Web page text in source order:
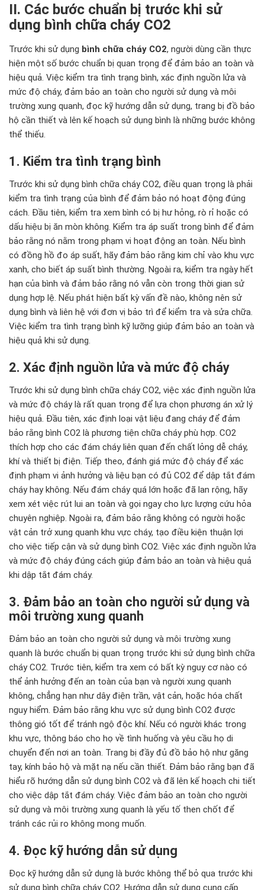
II. Các bước chuẩn bị trước khi sử
dụng bình chữa cháy CO2
Trước khi sử dụng bình chữa cháy CO2, người dùng cần thực
hiện một số bước chuẩn bị quan trọng để đảm bảo an toàn và
hiệu quả. Việc kiểm tra tình trạng bình, xác định nguồn lửa và
mức độ cháy, đảm bảo an toàn cho người sử dụng và môi
trường xung quanh, đọc kỹ hướng dẫn sử dụng, trang bị đồ bảo
hộ cần thiết và lên kế hoạch sử dụng bình là những bước không
thể thiếu.
1. Kiểm tra tình trạng bình
Trước khi sử dụng bình chữa cháy CO2, điều quan trọng là phải
kiểm tra tình trạng của bình để đảm bảo nó hoạt động đúng
cách. Đầu tiên, kiểm tra xem bình có bị hư hỏng, rò rỉ hoặc có
dấu hiệu bị ăn mòn không. Kiểm tra áp suất trong bình để đảm
bảo rằng nó nằm trong phạm vi hoạt động an toàn. Nếu bình
có đồng hồ đo áp suất, hãy đảm bảo rằng kim chỉ vào khu vực
xanh, cho biết áp suất bình thường. Ngoài ra, kiểm tra ngày hết
hạn của bình và đảm bảo rằng nó vẫn còn trong thời gian sử
dụng hợp lệ. Nếu phát hiện bất kỳ vấn đề nào, không nên sử
dụng bình và liên hệ với đơn vị bảo trì để kiểm tra và sửa chữa.
Việc kiểm tra tình trạng bình kỹ lưỡng giúp đảm bảo an toàn và
hiệu quả khi sử dụng.
2. Xác định nguồn lửa và mức độ cháy
Trước khi sử dụng bình chữa cháy CO2, việc xác định nguồn lửa
và mức độ cháy là rất quan trọng để lựa chọn phương án xử lý
hiệu quả. Đầu tiên, xác định loại vật liệu đang cháy để đảm
bảo rằng bình CO2 là phương tiện chữa cháy phù hợp. CO2
thích hợp cho các đám cháy liên quan đến chất lỏng dễ cháy,
khí và thiết bị điện. Tiếp theo, đánh giá mức độ cháy để xác
định phạm vi ảnh hưởng và liệu bạn có đủ CO2 để dập tắt đám
cháy hay không. Nếu đám cháy quá lớn hoặc đã lan rộng, hãy
xem xét việc rút lui an toàn và gọi ngay cho lực lượng cứu hỏa
chuyên nghiệp. Ngoài ra, đảm bảo rằng không có người hoặc
vật cản trở xung quanh khu vực cháy, tạo điều kiện thuận lợi
cho việc tiếp cận và sử dụng bình CO2. Việc xác định nguồn lửa
và mức độ cháy đúng cách giúp đảm bảo an toàn và hiệu quả
khi dập tắt đám cháy.
3. Đảm bảo an toàn cho người sử dụng và
môi trường xung quanh
Đảm bảo an toàn cho người sử dụng và môi trường xung
quanh là bước chuẩn bị quan trọng trước khi sử dụng bình chữa
cháy CO2. Trước tiên, kiểm tra xem có bất kỳ nguy cơ nào có
thể ảnh hưởng đến an toàn của bạn và người xung quanh
không, chẳng hạn như dây điện trần, vật cản, hoặc hóa chất
nguy hiểm. Đảm bảo rằng khu vực sử dụng bình CO2 được
thông gió tốt để tránh ngộ độc khí. Nếu có người khác trong
khu vực, thông báo cho họ về tình huống và yêu cầu họ di
chuyển đến nơi an toàn. Trang bị đầy đủ đồ bảo hộ như găng
tay, kính bảo hộ và mặt nạ nếu cần thiết. Đảm bảo rằng bạn đã
hiểu rõ hướng dẫn sử dụng bình CO2 và đã lên kế hoạch chi tiết
cho việc dập tắt đám cháy. Việc đảm bảo an toàn cho người
sử dụng và môi trường xung quanh là yếu tố then chốt để
tránh các rủi ro không mong muốn.
4. Đọc kỹ hướng dẫn sử dụng
Đọc kỹ hướng dẫn sử dụng là bước không thể bỏ qua trước khi
sử dụng bình chữa cháy CO2. Hướng dẫn sử dụng cung cấp